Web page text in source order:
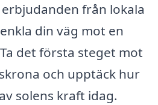
från lokala
din väg mot en
det första steget mot
och upptäck hur
solens kraft idag.